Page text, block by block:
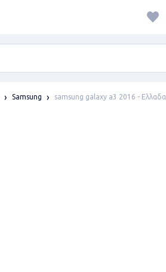
Samsung samsung galaxy a3 2016 - Ελλαδα